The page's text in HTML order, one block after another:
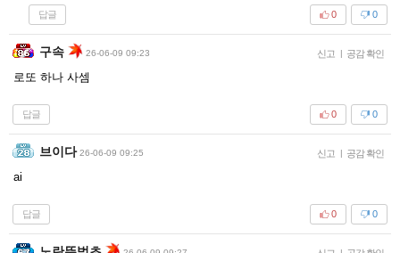
답글 0
0
구속 26-06-09 09:23 신고 | 공감 확인
로또 하나 사셈
답글 0
0
브이다 26-06-09 09:25 신고 | 공감 확인
ai
답글 0
0